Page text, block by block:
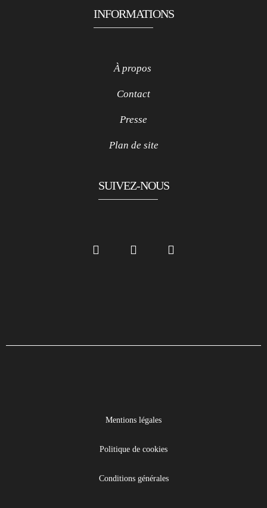
INFORMATIONS
À propos
Contact
Presse
Plan de site
SUIVEZ-NOUS
Mentions légales
Politique de cookies
Conditions générales